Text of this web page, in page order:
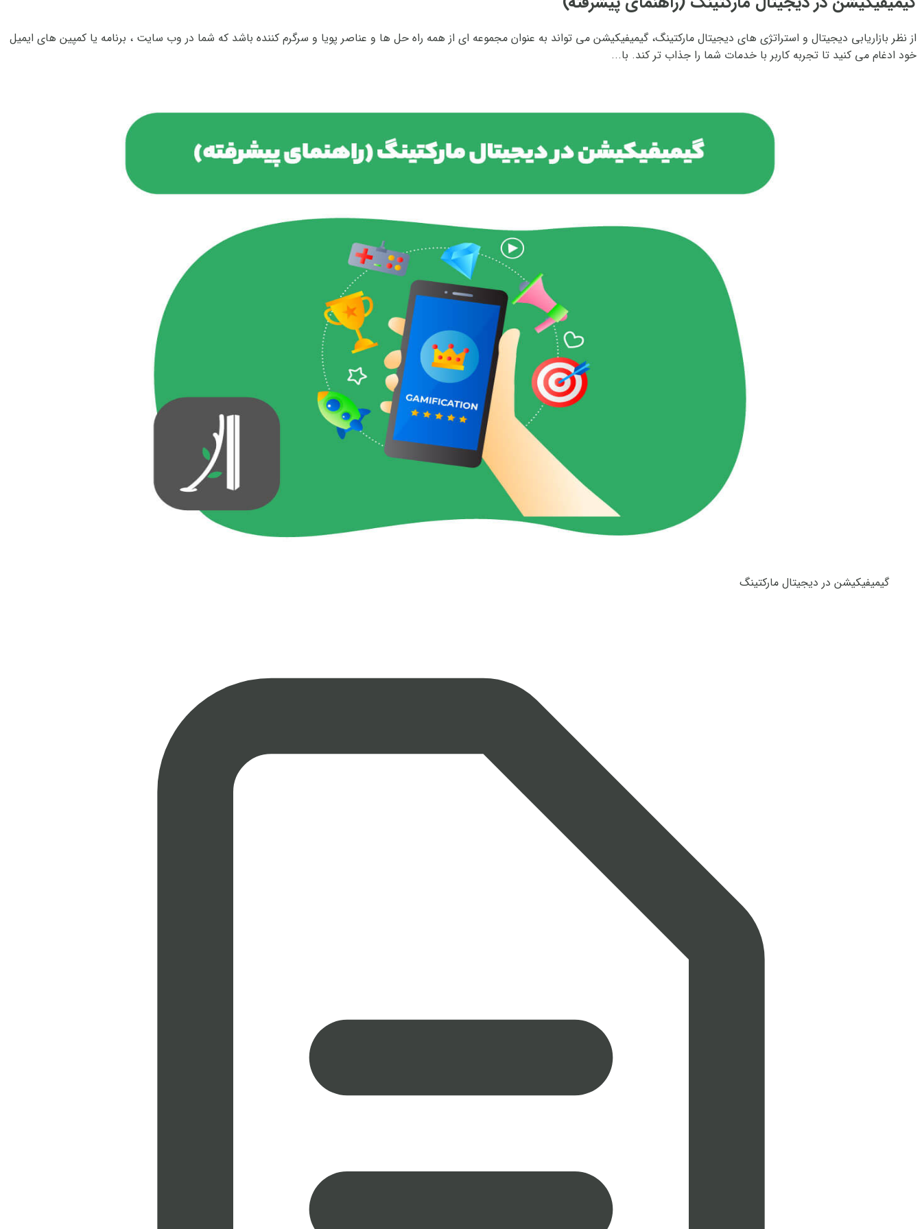
از نظر بازاریابی دیجیتال و استراتژی های دیجیتال مارکتینگ، گیمیفیکیشن می تواند به عنوان مجموعه ای از همه راه حل ها و عناصر پویا و سرگرم کننده باشد که شما در وب سایت ، برنامه یا کمپین های ایمیل
خود ادغام می کنید تا تجربه کاربر با خدمات شما را جذاب تر کند. با...
گیمیفیکیشن در دیجیتال مارکتینگ